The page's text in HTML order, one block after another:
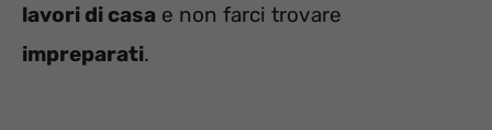
lavori di casa e non farci trovare
impreparati.